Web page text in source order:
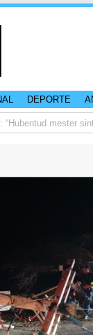
DEPORTE
mester sinti